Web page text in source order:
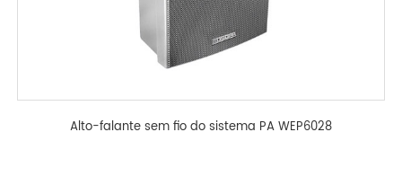
Alto-falante sem fio do sistema PA WEP6028